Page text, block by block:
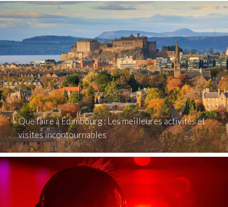
Que faire à Édimbourg : Les meilleures activités et
visites incontournables